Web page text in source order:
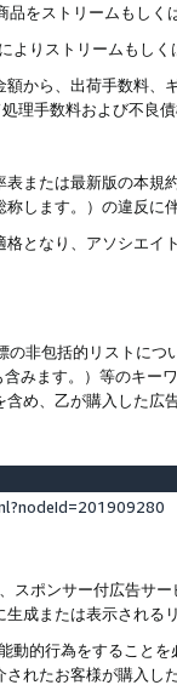
をストリームもしく
りストリームもし
から、出荷手数料
理手数料および不良
または最新版の本
称します。）の違反に
となり、アソシエイ
非包括的リストに
みます。）等のキ
含め、乙が購入した広
ポンサー付広告サ
生成または表示される
的行為をすること
れたお客様が購入した